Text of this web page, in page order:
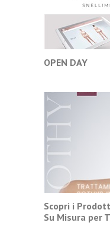
OPEN DAY
Scopri i
Su Misura per